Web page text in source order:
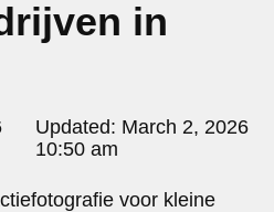
report
in
Updated: March 2, 2026
10:50 am
voor kleine